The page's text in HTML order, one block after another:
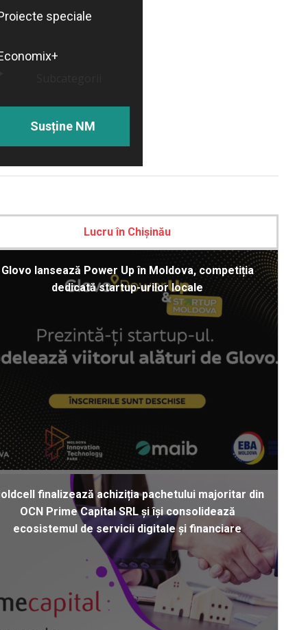
speciale
Susține NM
Lucru în Chișinău
Glovo lansează Power Up în Moldova, competiția
dedicată startup-urilor locale
finalizează achiziția pachetului majoritar din
OCN Prime Capital SRL și își consolidează
ecosistemul de servicii digitale și financiare